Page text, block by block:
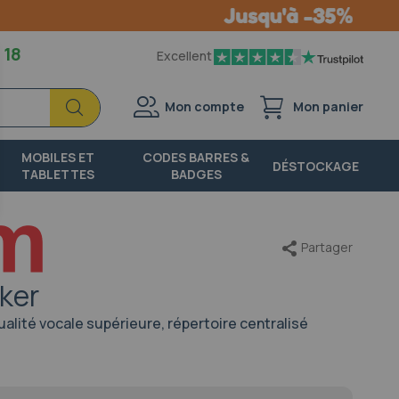
18 Excellent
Chercher
Chercher
Mon compte Mon panier
MOBILES ET
TABLETTES
CODES BARRES &
BADGES
DÉSTOCKAGE
vocale supérieure, répertoire centralisé
Partager